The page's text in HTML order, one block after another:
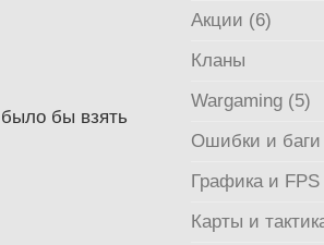
бы взять
Акции (6)
Кланы
Wargaming (5)
Ошибки и баги
Графика и FPS
Карты и